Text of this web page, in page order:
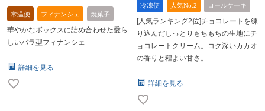
常温便 フィナンシェ 焼菓子
華やかなボックスに詰め合わせた愛ら
しいバラ型フィナンシェ
詳細を見る
冷凍便 人気No.2 ロールケーキ
[人気ランキング2位]チョコレートを練
り込んだしっとりもちもちの生地にチ
ョコレートクリーム。コク深いカカオ
の香りと程よい甘さ。
詳細を見る